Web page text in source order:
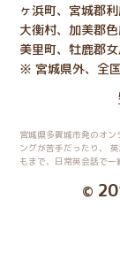
ヶ浜町、宮城郡
大衡村、加美郡
美里町、牡鹿郡
※ 宮城県外、全
宮城県多賀城市発のオ
ングが苦手だったり、
もまで、日常英会話で一
©